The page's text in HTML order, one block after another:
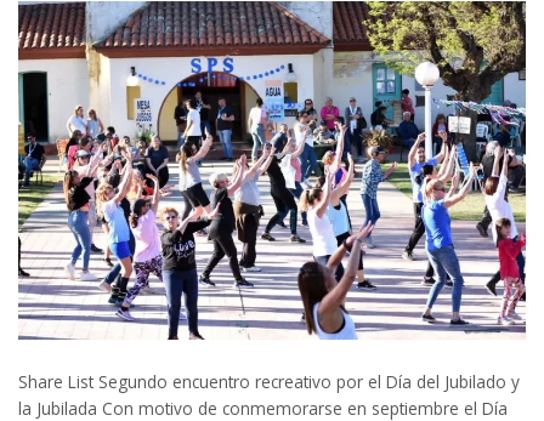
Share List Segundo encuentro recreativo por el Día del Jubilado y
la Jubilada Con motivo de conmemorarse en septiembre el Día